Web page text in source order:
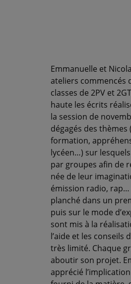
Emmanuelle et
ateliers commencés
classes de 2PV et
haute les écrits
la session de
dégagés des
formation,
lycéen…) sur
par groupes afin de
née de leur
émission radio, rap…
planché dans un
puis sur le mode
sont mis à la
l’aide et les conseils
très limité. Chaque
aboutir son projet.
apprécié